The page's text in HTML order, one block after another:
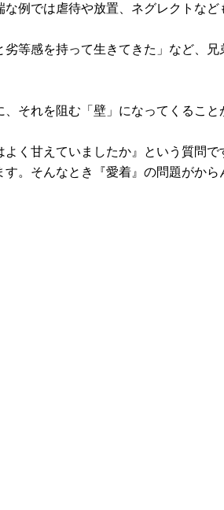
例では虐待や放置、ネグレクトな
等感を持って生きてきた」など、
それを阻む「壁」になってくること
く甘えていましたか』という質問
。そんなとき『愛着』の問題がから